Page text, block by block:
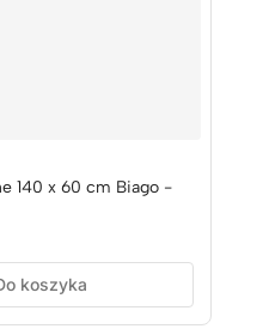
140 x 60 cm Biago -
koszyka